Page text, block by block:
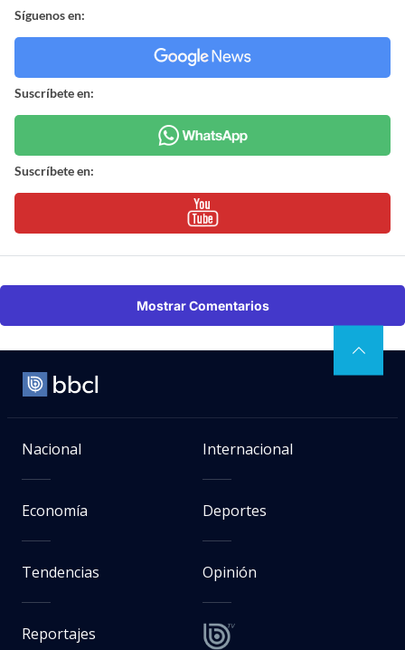
Síguenos en:
Suscríbete en:
Suscríbete en:
Mostrar Comentarios
Nacional Internacional
Economía Deportes
Tendencias Opinión
Reportajes